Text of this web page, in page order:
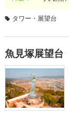
タワー・展望台
魚見塚展望台